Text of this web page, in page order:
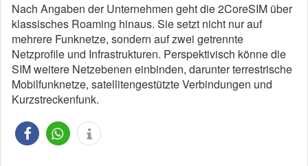
Nach Angaben der Unternehmen geht die 2CoreSIM über
klassisches Roaming hinaus. Sie setzt nicht nur auf
mehrere Funknetze, sondern auf zwei getrennte
Netzprofile und Infrastrukturen. Perspektivisch könne die
SIM weitere Netzebenen einbinden, darunter terrestrische
Mobilfunknetze, satellitengestützte Verbindungen und
Kurzstreckenfunk.